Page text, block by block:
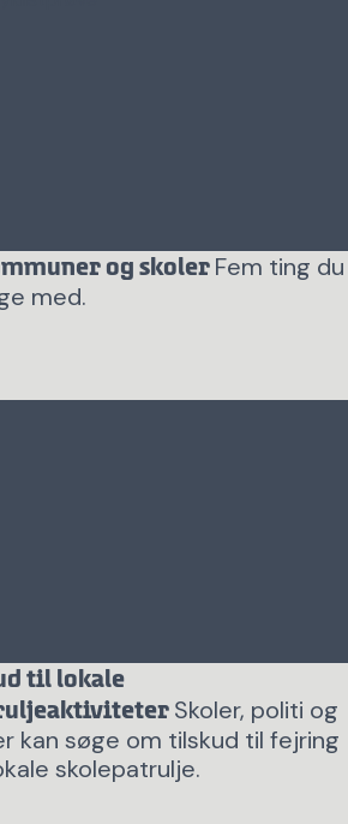
og skoler Fem ting du
med.
til lokale
Skoler, politi og
kan søge om tilskud til fejring
skolepatrulje.